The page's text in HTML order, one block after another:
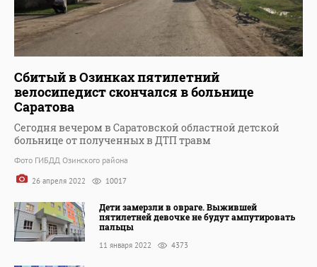
Сбитый в Озинках пятилетний
велосипедист скончался в больнице
Саратова
Сегодня вечером в Саратовской областной детской
больнице от полученных в ДТП травм
Фото ГИБДД Озинского района
26 апреля 2022 10017
Дети замерзли в овраге. Выжившей
пятилетней девочке не будут ампутировать
пальцы
11 января 2022 4373